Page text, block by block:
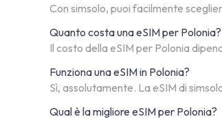
Con simsolo, puoi facilmente
Quanto costa una eSIM per Polonia?
Il costo della eSIM per Polonia
Funziona una eSIM in Polonia?
Sì, assolutamente. La eSIM di
Qual è la migliore eSIM per Polonia?